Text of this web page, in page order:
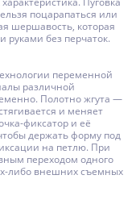
поцарапаться или
шершавость, которая
руками без перчаток.
переменной
различной
Полотно жгута —
и меняет
фиксатор и её
держать форму под
на петлю. При
переходом одного
либо внешних съемных